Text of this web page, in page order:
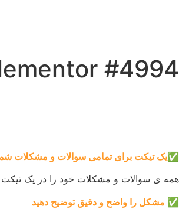
#4994
✅یک تیکت برای تمامی سوالات و مشکلات
همه ی سوالات و مشکلات خود را در یک تیکت
✅ مشکل را واضح و دقیق توضیح دهید